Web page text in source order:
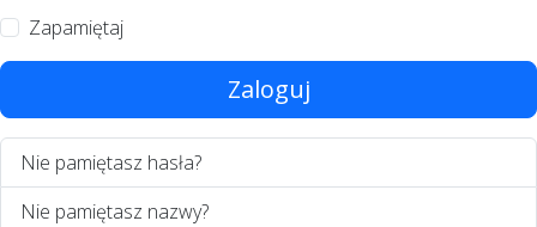
Zapamiętaj
Zaloguj
Nie pamiętasz hasła?
Nie pamiętasz nazwy?